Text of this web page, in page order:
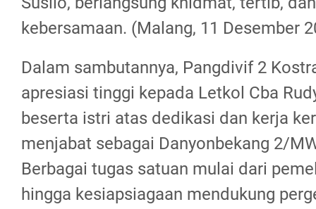
kebersamaan. (Malang, 11 Desember
Dalam sambutannya, Pangdivif 2
apresiasi tinggi kepada Letkol Cba
beserta istri atas dedikasi dan kerja
menjabat sebagai Danyonbekang 2/
Berbagai tugas satuan mulai dari
hingga kesiapsiagaan mendukung